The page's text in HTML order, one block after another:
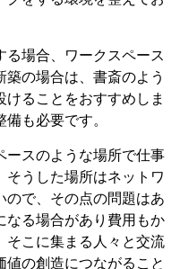
る場合、ワークスペース
の場合は、書斎のよう
ることをおすすめしま
も必要です。
ースのような場所で仕事
そうした場所はネットワ
ので、その点の問題はあ
なる場合があり費用もか
そこに集まる人々と交流
の創造につながること